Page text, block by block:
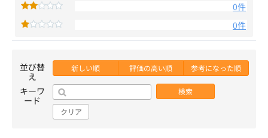
0件
0件
並び替
え
新しい順 評価の高い順 参考になった順
キーワ
ード
検索
クリア